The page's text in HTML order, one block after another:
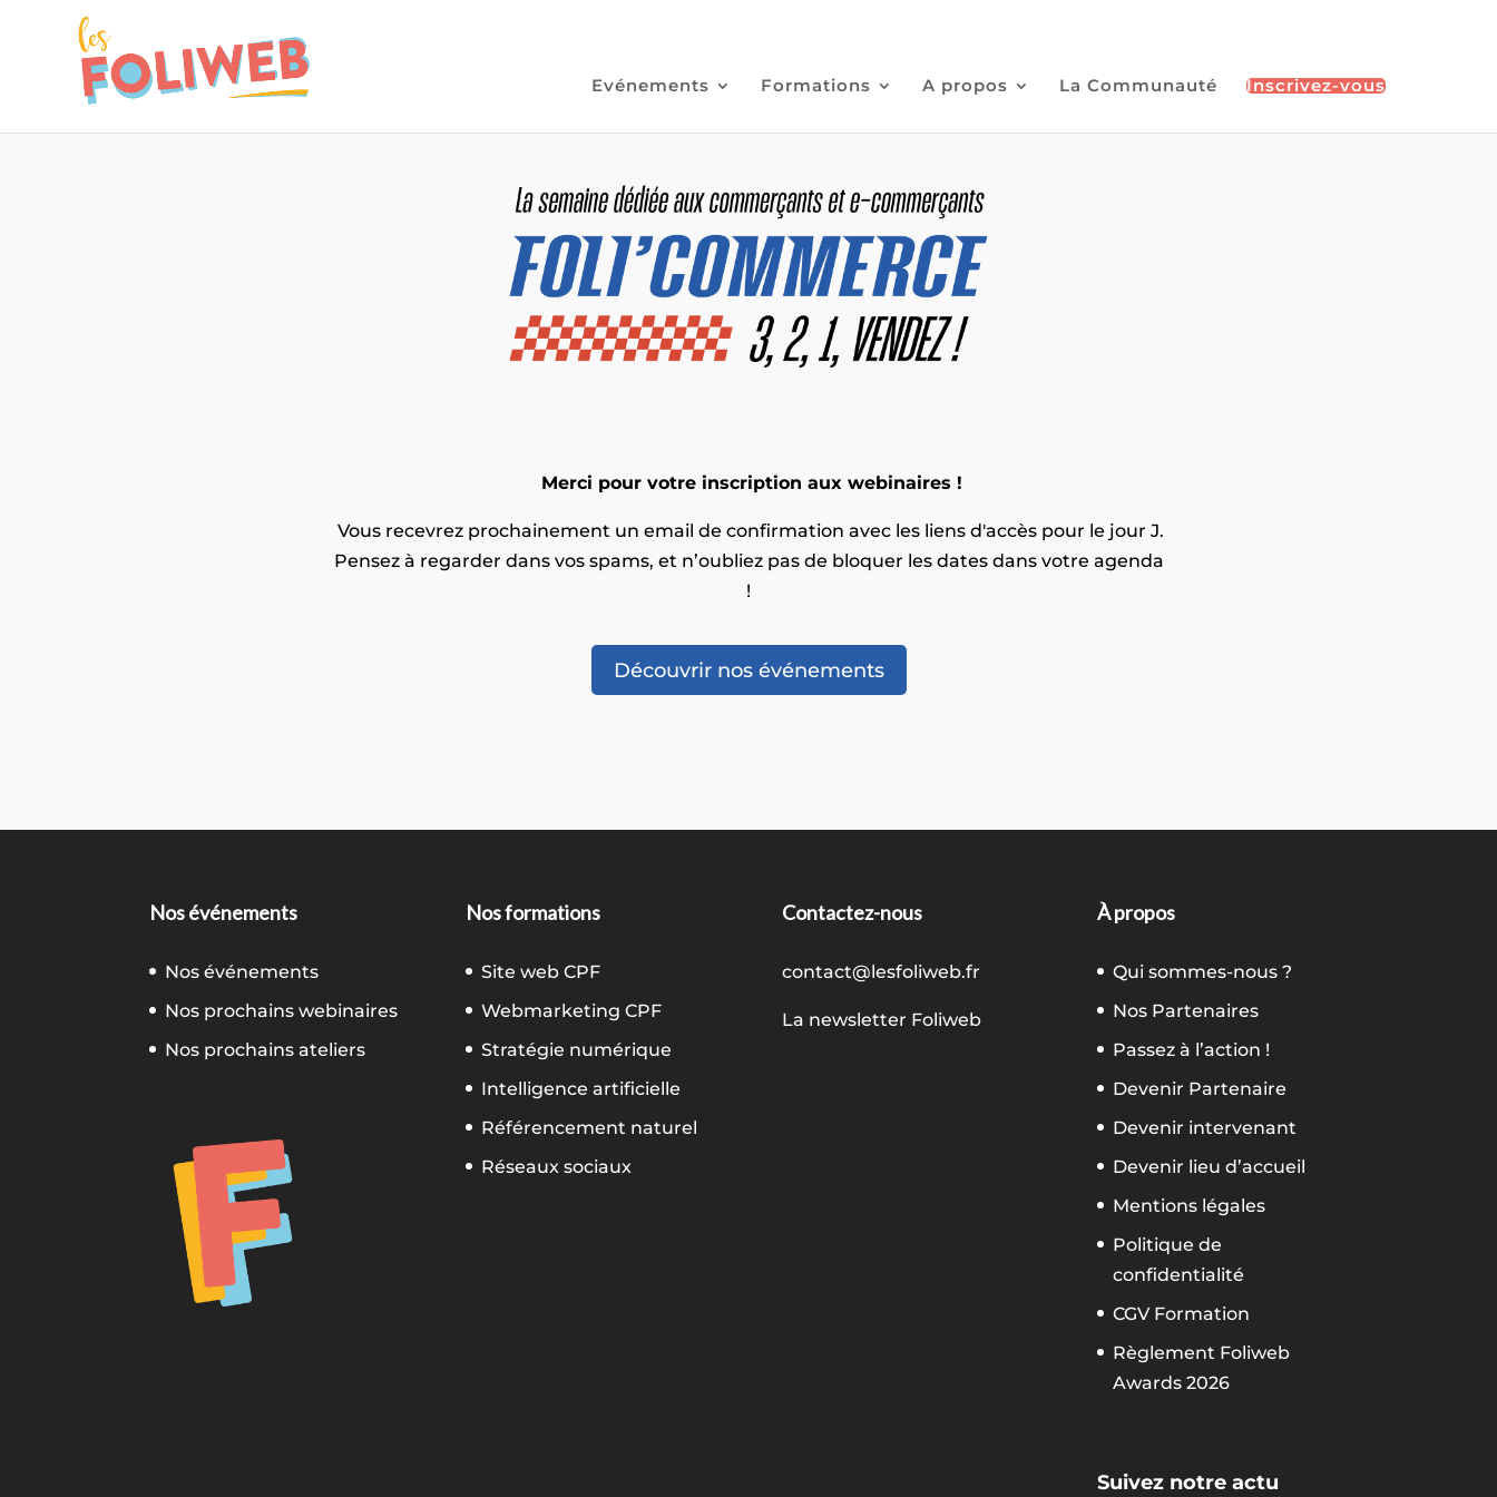
Evénements Formations A propos La Communauté Inscrivez-vous
Merci pour votre inscription aux webinaires !
Vous recevrez prochainement un email de confirmation avec les liens d'accès pour le jour J.
Pensez à regarder dans vos spams, et n’oubliez pas de bloquer les dates dans votre agenda
!
Découvrir nos événements
Nos événements
Nos événements
Nos prochains webinaires
Nos prochains ateliers
Nos formations
Site web CPF
Webmarketing CPF
Stratégie numérique
Intelligence artificielle
Référencement naturel
Réseaux sociaux
Contactez-nous
contact@lesfoliweb.fr
La newsletter Foliweb
À propos
Qui sommes-nous ?
Nos Partenaires
Passez à l’action !
Devenir Partenaire
Devenir intervenant
Devenir lieu d’accueil
Mentions légales
Politique de
confidentialité
CGV Formation
Règlement Foliweb
Awards 2026
Suivez notre actu